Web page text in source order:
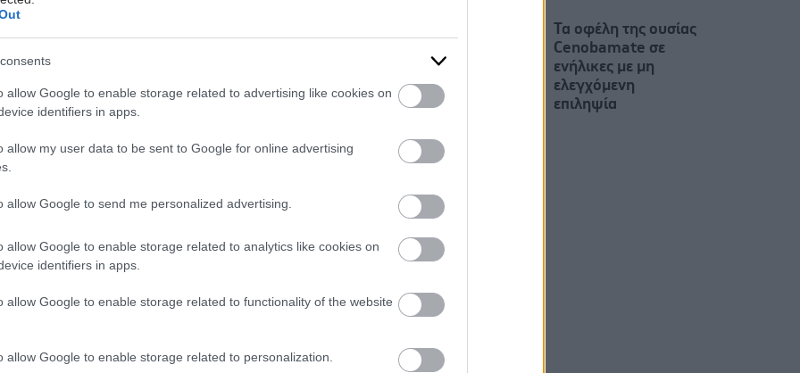
allow Google to enable storage related to advertising like cookies on
identifiers in apps.
allow my user data to be sent to Google for online advertising
allow Google to send me personalized advertising.
allow Google to enable storage related to analytics like cookies on
identifiers in apps.
allow Google to enable storage related to functionality of the website
allow Google to enable storage related to personalization.
Πρωτοβουλία το πρώτο φαρμακείο στον Αγιο
Τα οφέλη της ουσίας
Cenobamate σε
ενήλικες με μη
ελεγχόμενη
επιληψία